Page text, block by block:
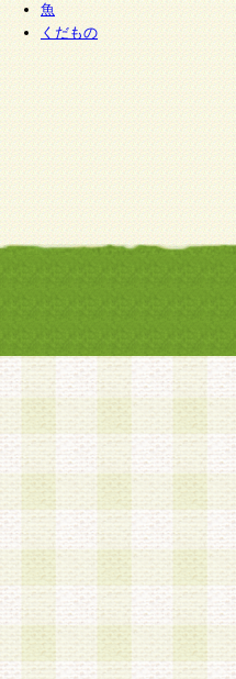
魚
くだもの